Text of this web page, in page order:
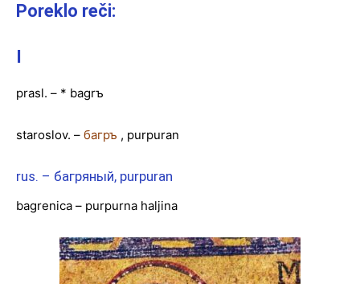
Poreklo reči:
I
prasl. – * bagrъ
staroslov. – багръ , purpuran
rus. – багряный, purpuran
bagrenica – purpurna haljina